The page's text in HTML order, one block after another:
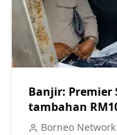
Banjir:
tambahan
Borneo Network